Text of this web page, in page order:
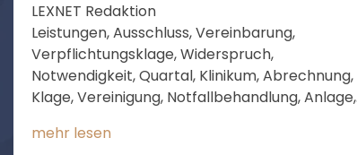
LEXNET Redaktion
Leistungen, Ausschluss, Vereinbarung,
Verpflichtungsklage, Widerspruch,
Notwendigkeit, Quartal, Klinikum, Abrechnung,
Klage, Vereinigung, Notfallbehandlung, Anlage,
mehr lesen